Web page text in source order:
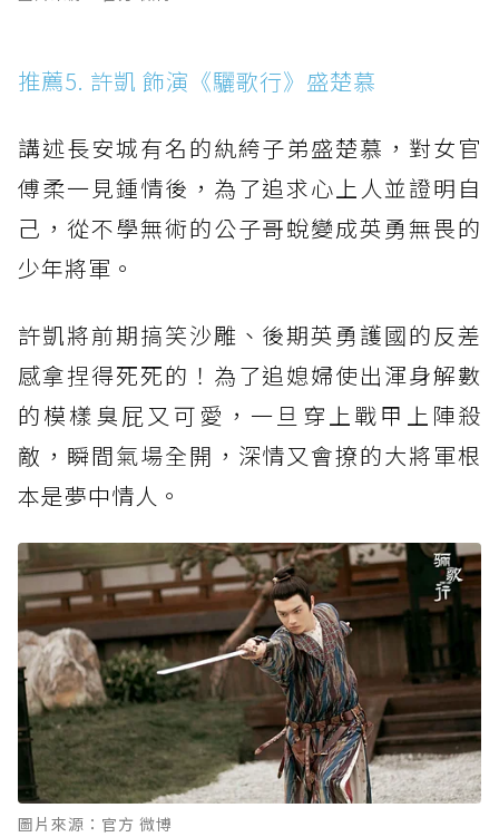
推薦5. 許凱 飾演《驪歌行》盛楚慕
講述長安城有名的紈絝子弟盛楚慕，對女官
傅柔一見鍾情後，為了追求心上人並證明自
己，從不學無術的公子哥蛻變成英勇無畏的
少年將軍。
許凱將前期搞笑沙雕、後期英勇護國的反差
感拿捏得死死的！為了追媳婦使出渾身解數
的模樣臭屁又可愛，一旦穿上戰甲上陣殺
敵，瞬間氣場全開，深情又會撩的大將軍根
本是夢中情人。
圖片來源：官方 微博